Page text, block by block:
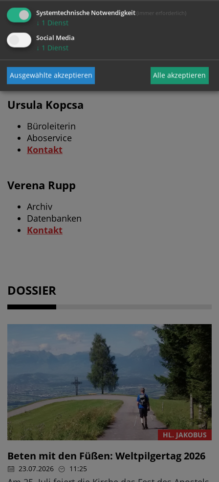
Agentur-Kürzel JUS
SEKRETARIAT
Ursula Kopcsa
Büroleiterin
Aboservice
Kontakt
Verena Rupp
Archiv
Datenbanken
Kontakt
DOSSIER
HL. JAKOBUS
Beten mit den Füßen: Weltpilgertag 2026
23.07.2026 11:25
Systemtechnische Notwendigkeit (immer erforderlich)
↓ 1 Dienst
Social Media
↓ 1 Dienst
Ausgewählte akzeptieren Alle akzeptieren